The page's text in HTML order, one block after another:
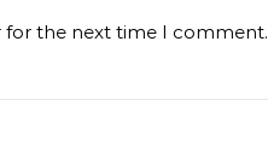
for the next time I comment.